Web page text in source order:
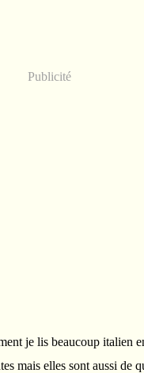
Publicité
je lis beaucoup italien
mais elles sont aussi de